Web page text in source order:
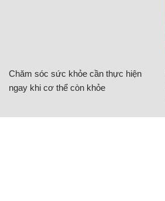
Chăm sóc sức khỏe cần thực hiện
ngay khi cơ thể còn khỏe